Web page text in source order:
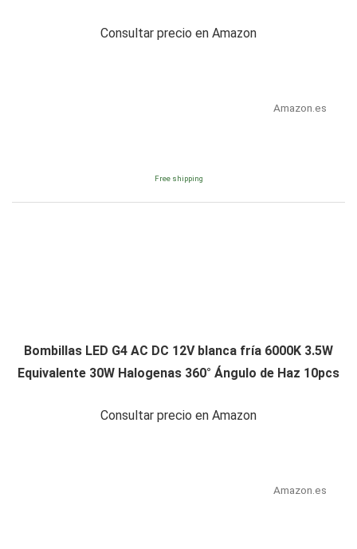
Consultar precio en Amazon
Amazon.es
Free shipping
Bombillas LED G4 AC DC 12V blanca fría 6000K 3.5W
Equivalente 30W Halogenas 360° Ángulo de Haz 10pcs
Consultar precio en Amazon
Amazon.es